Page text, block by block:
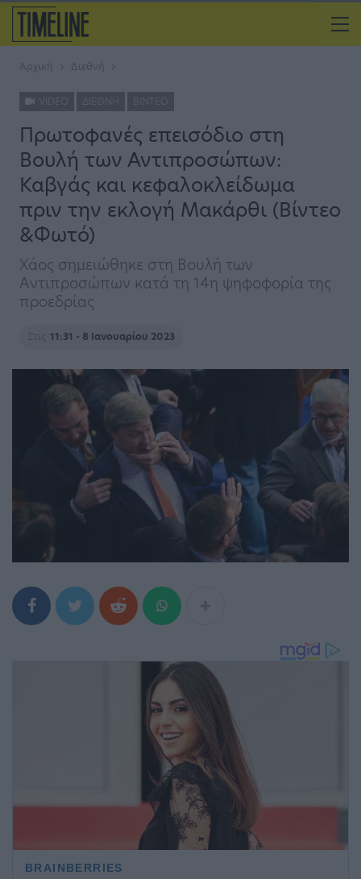
Αρχική Διεθνή
ΔΙΕΘΝΉ ΒΊΝΤΕΟ
Πρωτοφανές επεισόδιο στη
Βουλή των Αντιπροσώπων:
Καβγάς και κεφαλοκλείδωμα
πριν την εκλογή Μακάρθι (Βίντεο
&Φωτό)
Χάος σημειώθηκε στη Βουλή των
Αντιπροσώπων κατά τη 14η ψηφοφορία της
προεδρίας
Στις 11:31 - 8 Ιανουαρίου 2023